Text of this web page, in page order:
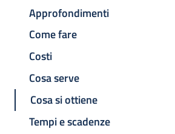
Approfondimenti
Come fare
Costi
Cosa serve
Cosa si ottiene
Tempi e scadenze